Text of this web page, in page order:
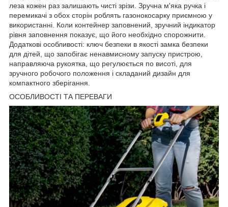
леза кожен раз залишають чисті зрізи. Зручна м'яка ручка і
перемикачі з обох сторін роблять газонокосарку приємною у
використанні. Коли контейнер заповнений, зручний індикатор
рівня заповнення показує, що його необхідно спорожнити.
Додаткові особливості: ключ безпеки в якості замка безпеки
для дітей, що запобігає ненавмисному запуску пристрою,
направляюча рукоятка, що регулюється по висоті, для
зручного робочого положення і складаний дизайн для
компактного зберігання.
ОСОБЛИВОСТІ ТА ПЕРЕВАГИ